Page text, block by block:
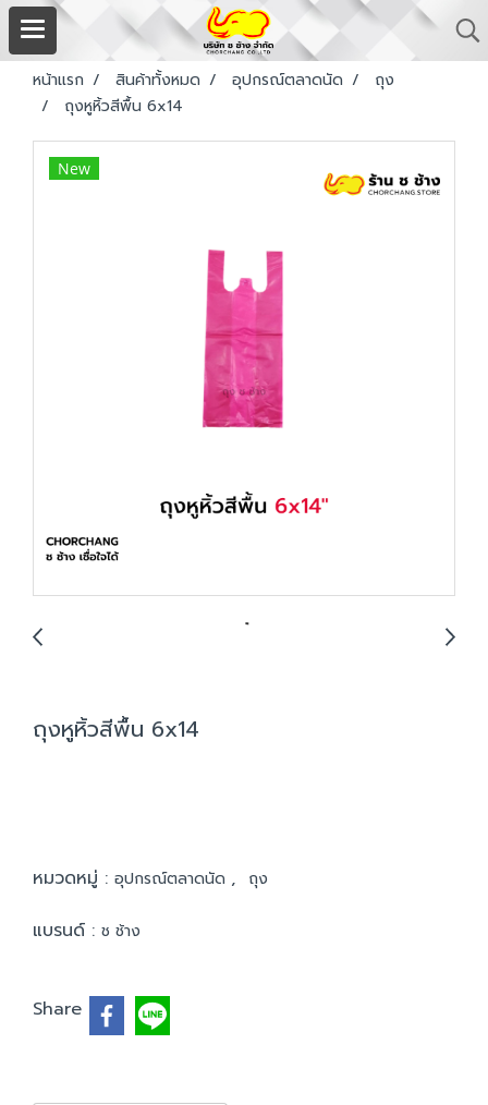
หน้าแรก สินค้าทั้งหมด อุปกรณ์ตลาดนัด
ถุง
ถุงหูหิ้วสีพื้น 6x14
New
ถุงหูหิ้วสีพื้น 6x14
หมวดหมู่ : อุปกรณ์ตลาดนัด , ถุง
แบรนด์ : ช ช้าง
Share